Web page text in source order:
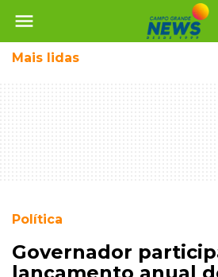
menu
Mais lidas
Política
Governador